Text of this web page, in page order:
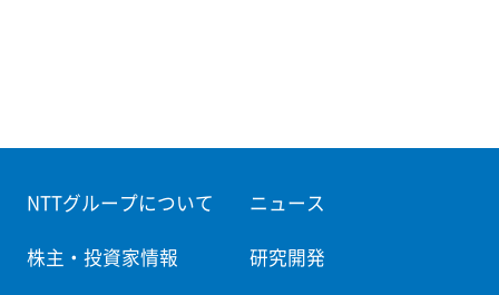
NTTグループについて ニュース
株主・投資家情報 研究開発